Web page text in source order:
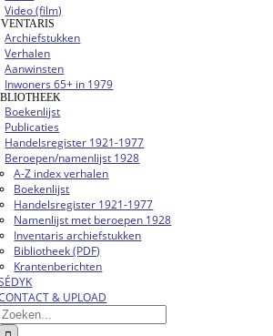
Video (film)
Archiefstukken
Verhalen
Aanwinsten
Inwoners 65+ in 1979
Boekenlijst
Publicaties
Handelsregister 1921-1977
Beroepen/namenlijst 1928
A-Z index verhalen
Boekenlijst
Handelsregister 1921-1977
Namenlijst met beroepen 1928
Inventaris archiefstukken
Bibliotheek (PDF)
Krantenberichten
& UPLOAD